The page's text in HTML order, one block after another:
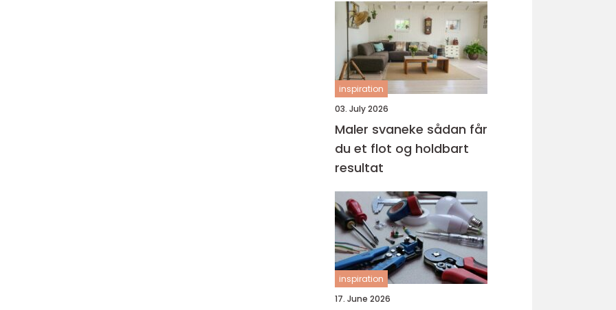
inspiration
03. July 2026
Maler svaneke sådan får
du et flot og holdbart
resultat
inspiration
17. June 2026